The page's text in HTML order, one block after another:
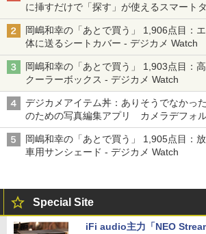
に挿すだけで「探す」が使えるスマート
岡嶋和幸の「あとで買う」 1,906点目：
体に送るシートカバー - デジカメ Watch
岡嶋和幸の「あとで買う」 1,903点目：
クーラーボックス - デジカメ Watch
デジカメアイテム丼：ありそうでなかっ
のための写真編集アプリ カメラデフォル
る「Filmator」
岡嶋和幸の「あとで買う」 1,905点目：
車用サンシェード - デジカメ Watch
Special Site
iFi audio主力「NEO